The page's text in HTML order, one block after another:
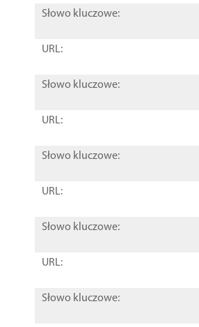
Słowo kluczowe:
URL:
Słowo kluczowe:
URL:
Słowo kluczowe:
URL:
Słowo kluczowe:
URL:
Słowo kluczowe: